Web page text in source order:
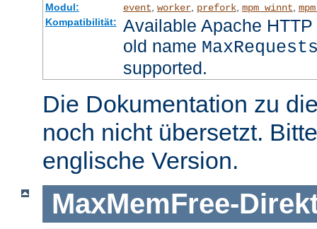
Modul: event worker, prefork, mpm_winnt
Kompatibilität:
Available Apache
old name
supported.
Die Dokumentation zu
noch nicht übersetzt.
englische Version.
MaxMemFree-